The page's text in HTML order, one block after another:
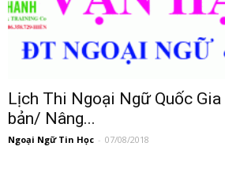
Lịch Thi Ngoại Ngữ Quốc Gia
bản/ Nâng...
Ngoại Ngữ Tin Học - 07/08/2018